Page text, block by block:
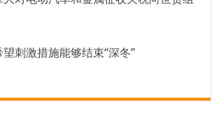
刺激措施能够结束“深冬”